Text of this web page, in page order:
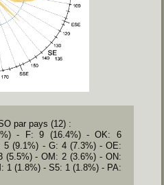
par pays (12) :
-
F: 9 (16.4%) -OK: 6
5 (9.1%) - G: 4 (7.3%) - OE:
(5.5%) -OM: 2 (3.6%) - ON:
1 (1.8%) - S5: 1 (1.8%) - PA: